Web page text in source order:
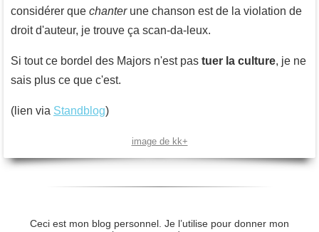
considérer que chanterune chanson est de la violation de
droit d'auteur, je trouve ça scan-da-leux.
Si tout ce bordel des Majors n'est pas tuer la culture, je ne
sais plus ce que c'est.
(lien via Standblog)
image de kk+
Ceci est mon blog personnel. Je l’utilise pour donner mon